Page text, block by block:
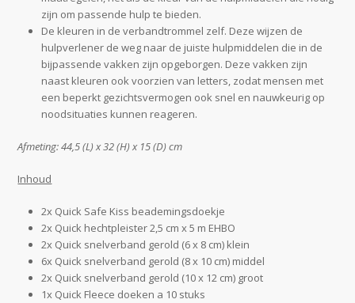
zijn om passende hulp te bieden.
De kleuren in de verbandtrommel zelf. Deze wijzen de
hulpverlener de weg naar de juiste hulpmiddelen die in de
bijpassende vakken zijn opgeborgen. Deze vakken zijn
naast kleuren ook voorzien van letters, zodat mensen met
een beperkt gezichtsvermogen ook snel en nauwkeurig op
noodsituaties kunnen reageren.
Afmeting: 44,5 (L) x 32 (H) x 15 (D) cm
Inhoud
2x Quick Safe Kiss beademingsdoekje
2x Quick hechtpleister 2,5 cm x 5 m EHBO
2x Quick snelverband gerold (6 x 8 cm) klein
6x Quick snelverband gerold (8 x 10 cm) middel
2x Quick snelverband gerold (10 x 12 cm) groot
1x Quick Fleece doeken a 10 stuks